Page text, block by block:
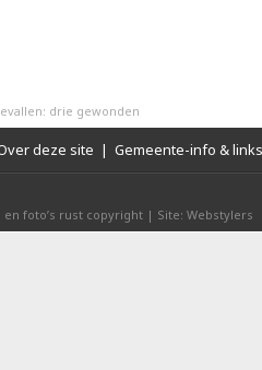
drie gewonden
deze site | Gemeente-info & links
en foto’s rust copyright | Site: Webstylers